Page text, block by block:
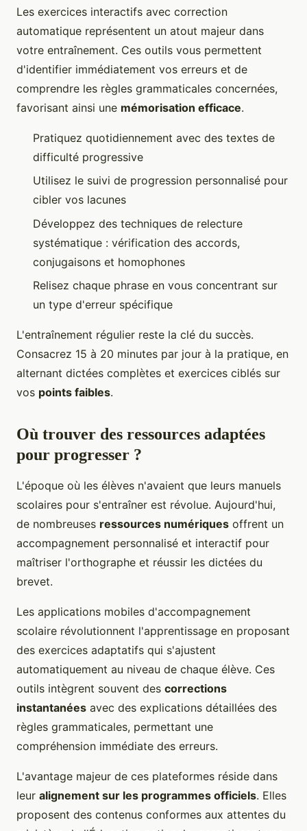
Les exercices interactifs avec correction
automatique représentent un atout majeur dans
votre entraînement. Ces outils vous permettent
d'identifier immédiatement vos erreurs et de
comprendre les règles grammaticales concernées,
favorisant ainsi une mémorisation efficace.
Pratiquez quotidiennement avec des textes de
difficulté progressive
Utilisez le suivi de progression personnalisé pour
cibler vos lacunes
Développez des techniques de relecture
systématique : vérification des accords,
conjugaisons et homophones
Relisez chaque phrase en vous concentrant sur
un type d'erreur spécifique
L'entraînement régulier reste la clé du succès.
Consacrez 15 à 20 minutes par jour à la pratique, en
alternant dictées complètes et exercices ciblés sur
vos points faibles.
Où trouver des ressources adaptées
pour progresser ?
L'époque où les élèves n'avaient que leurs manuels
scolaires pour s'entraîner est révolue. Aujourd'hui,
de nombreuses ressources numériques offrent un
accompagnement personnalisé et interactif pour
maîtriser l'orthographe et réussir les dictées du
brevet.
Les applications mobiles d'accompagnement
scolaire révolutionnent l'apprentissage en proposant
des exercices adaptatifs qui s'ajustent
automatiquement au niveau de chaque élève. Ces
outils intègrent souvent des corrections
instantanées avec des explications détaillées des
règles grammaticales, permettant une
compréhension immédiate des erreurs.
L'avantage majeur de ces plateformes réside dans
leur alignement sur les programmes officiels. Elles
proposent des contenus conformes aux attentes du